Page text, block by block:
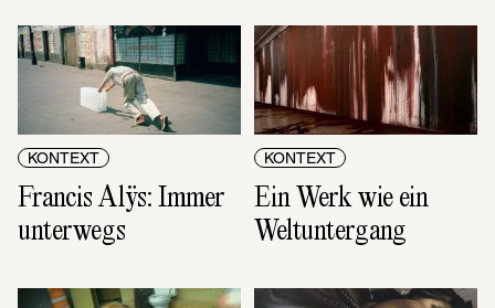
KONTEXT
Francis Alÿs: Immer
unterwegs
KONTEXT
Ein Werk wie ein
Weltuntergang